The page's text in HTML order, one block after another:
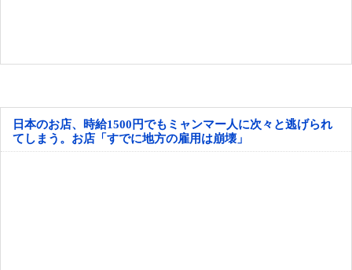
日本のお店、時給1500円でもミャンマー人に次々と逃げられ
てしまう。お店「すでに地方の雇用は崩壊」